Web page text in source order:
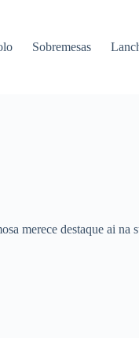
Sobremesas
merece destaque ai na